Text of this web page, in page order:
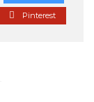
Pinterest